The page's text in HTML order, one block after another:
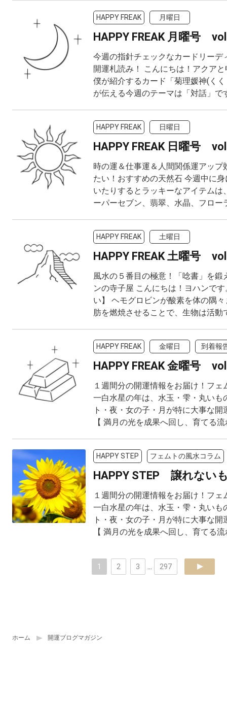
ホーム 開運ブログマガジン
HAPPY FREAK 月曜日
HAPPY FREAK 月曜号
今週の指針チェックなカードリーデ
開運札読み！ こんにちは！アクア
僕が紹介するカード「菊理媛神(く
が伝える今週のテーマは「対話」で
HAPPY FREAK 日曜日
HAPPY FREAK 日曜号
時の運＆仕事運＆人間関係運アップ
たい！おすすめの天然石 今週中に
いたりするとラッキーなアイテムは
ーパーセブン、翡翠、水晶、フロー
HAPPY FREAK 土曜日
HAPPY FREAK 土曜号
風水の５番目の極意！「唸書」を鍛
ンの寺子屋 こんにちは！ヨハンで
い】 ヘモグロビンが酸素を体の隅
肪を燃焼させることで、生物は活動
HAPPY FREAK 金曜日 到着報
HAPPY FREAK 金曜号
１週間分の開運情報をお届け！フェ
一白水星の年は、水玉・雫・丸いも
ト・夜・女の子・月が特に大事な開
【 満月の光を成果へ回し、育てる
HAPPY STEP フェムトの風水コラム
HAPPY STEP 譲れない
１週間分の開運情報をお届け！フェ
一白水星の年は、水玉・雫・丸いも
ト・夜・女の子・月が特に大事な開
【 満月の光を成果へ回し、育てる
1 2 3 297 next